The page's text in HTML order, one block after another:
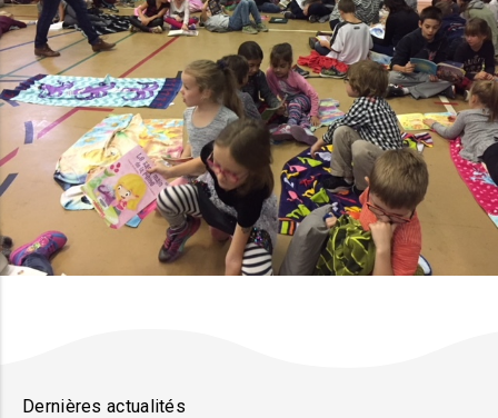
Dernières actualités